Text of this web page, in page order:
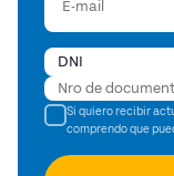
Si quiero recibir
comprendo que